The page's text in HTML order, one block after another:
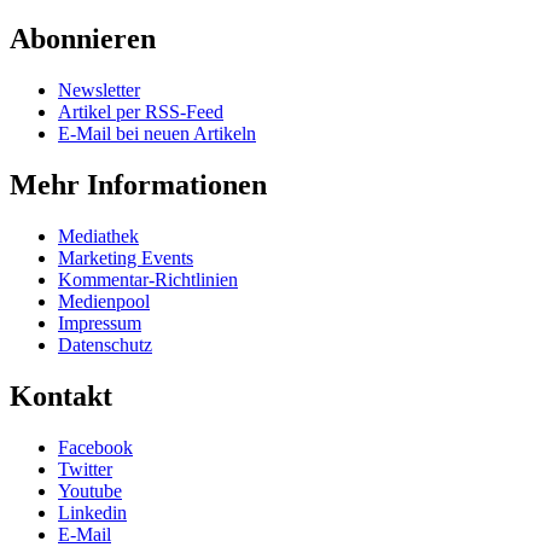
Abonnieren
Newsletter
Artikel per RSS-Feed
E-Mail bei neuen Artikeln
Mehr Informationen
Mediathek
Marketing Events
Kommentar-Richtlinien
Medienpool
Impressum
Datenschutz
Kontakt
Facebook
Twitter
Youtube
Linkedin
E-Mail